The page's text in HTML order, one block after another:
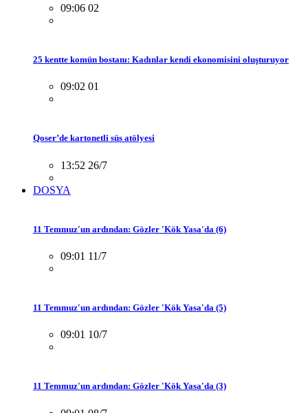
09:06 02
25 kentte komün bostanı: Kadınlar kendi ekonomisini oluşturuyor
09:02 01
Qoser’de kartonetli süs atölyesi
13:52 26/7
DOSYA
11 Temmuz'un ardından: Gözler 'Kök Yasa'da (6)
09:01 11/7
11 Temmuz'un ardından: Gözler 'Kök Yasa'da (5)
09:01 10/7
11 Temmuz'un ardından: Gözler 'Kök Yasa'da (3)